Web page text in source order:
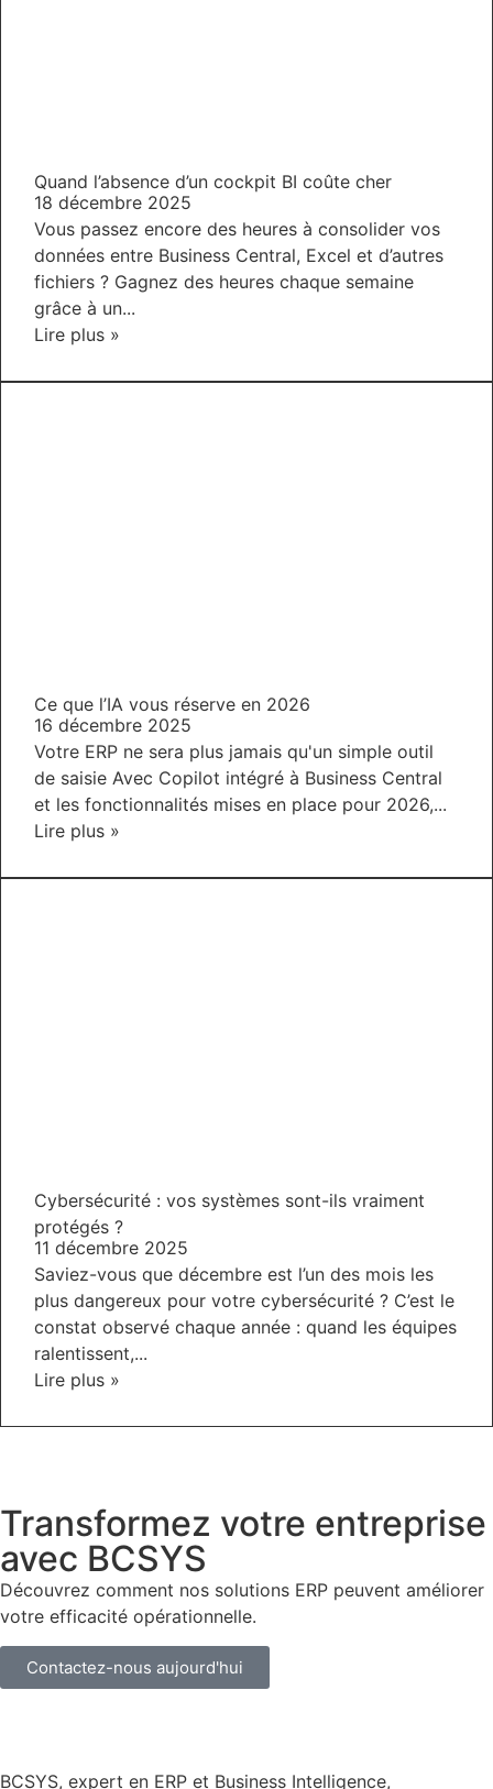
Quand l’absence d’un cockpit BI coûte cher
18 décembre 2025
Vous passez encore des heures à consolider vos
données entre Business Central, Excel et d’autres
fichiers ? Gagnez des heures chaque semaine
grâce à un...
Lire plus »
Ce que l’IA vous réserve en 2026
16 décembre 2025
Votre ERP ne sera plus jamais qu'un simple outil
de saisie Avec Copilot intégré à Business Central
et les fonctionnalités mises en place pour 2026,...
Lire plus »
Cybersécurité : vos systèmes sont-ils vraiment
protégés ?
11 décembre 2025
Saviez-vous que décembre est l’un des mois les
plus dangereux pour votre cybersécurité ? C’est le
constat observé chaque année : quand les équipes
ralentissent,...
Lire plus »
Transformez votre entreprise
avec BCSYS
Découvrez comment nos solutions ERP peuvent améliorer
votre efficacité opérationnelle.
Contactez-nous aujourd'hui
BCSYS, expert en ERP et Business Intelligence,